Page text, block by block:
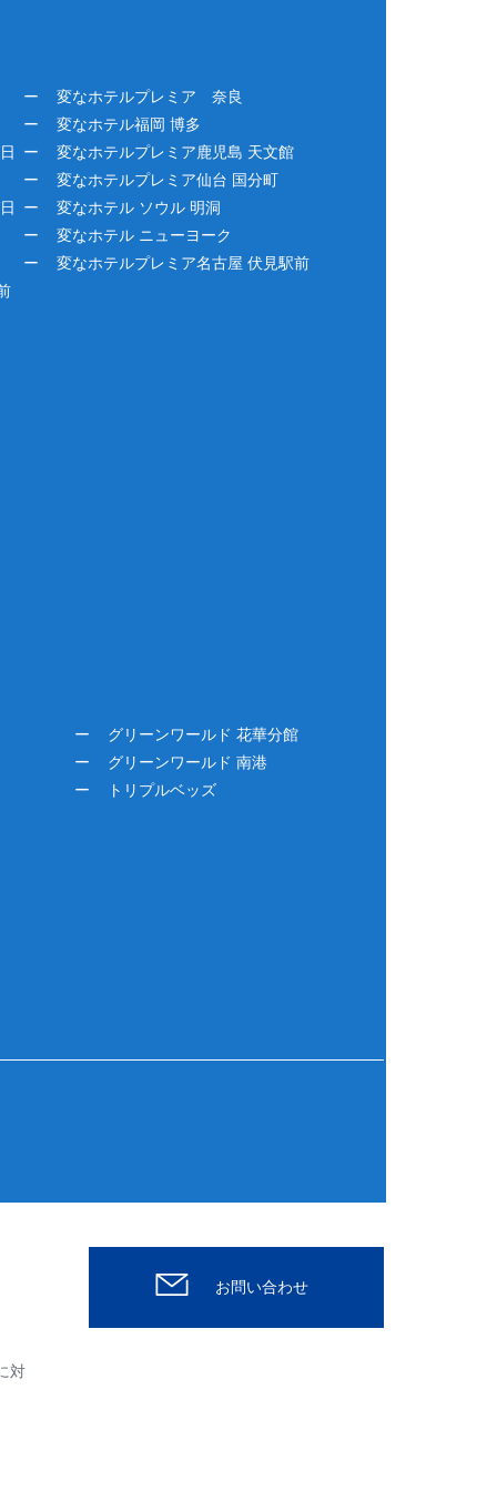
変なホテルプレミア 奈良
変なホテル福岡 博多
変なホテルプレミア鹿児島 天文館
変なホテルプレミア仙台 国分町
変なホテル ソウル 明洞
変なホテル ニューヨーク
変なホテルプレミア名古屋 伏見駅前
グリーンワールド 花華分館
グリーンワールド 南港
トリプルベッズ
対
お問い合わせ